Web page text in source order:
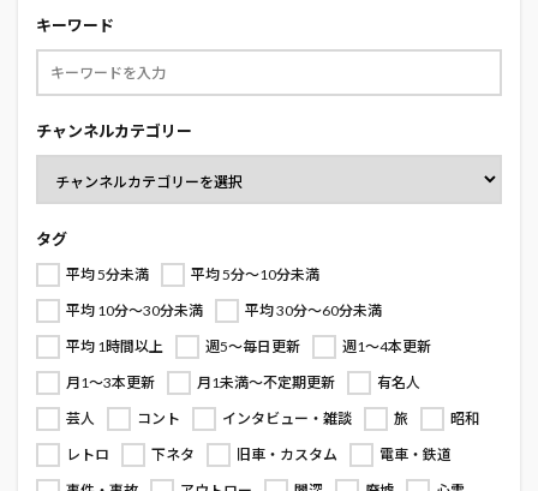
キーワード
チャンネルカテゴリー
タグ
平均 5分未満
平均 5分～10分未満
平均 10分～30分未満
平均 30分～60分未満
平均 1時間以上
週5～毎日更新
週1～4本更新
月1～3本更新
月1未満～不定期更新
有名人
芸人
コント インタビュー・雑談 旅
昭和
レトロ
下ネタ 旧車・カスタム
電車・鉄道